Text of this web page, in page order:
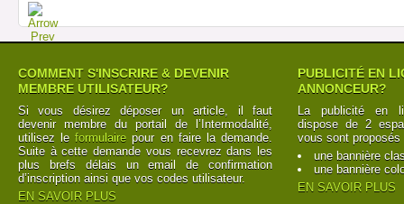
COMMENT S'INSCRIRE & DEVENIR
MEMBRE UTILISATEUR?
Si vous désirez déposer un article, il faut
devenir membre du portail de l’Intermodalité,
utilisez leformulaire pour en faire la demande.
Suite à cette demande vous recevrez dans les
plus brefs délais un email de confirmation
d’inscription ainsi que vos codes utilisateur.
EN SAVOIR PLUS
PUBLICITÉ EN
ANNONCEUR?
La publicité en
dispose de 2
vous sont proposés
une bannière
une bannière
EN SAVOIR PLUS